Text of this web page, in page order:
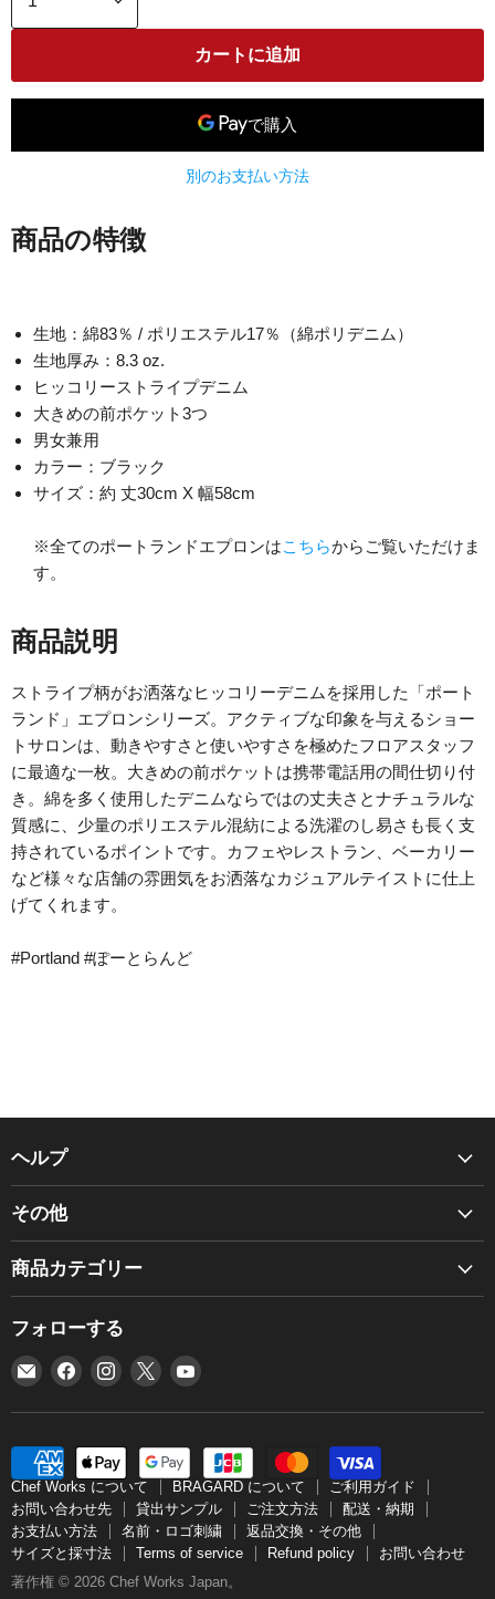
カートに追加
別のお支払い方法
商品の特徴
生地：綿83％ / ポリエステル17％（綿ポリデニム）
生地厚み：8.3 oz.
ヒッコリーストライプデニム
大きめの前ポケット3つ
男女兼用
カラー：ブラック
サイズ：約 丈30cm X 幅58cm
※全てのポートランドエプロンはこちらからご覧いただけま
す。
商品説明
ストライプ柄がお洒落なヒッコリーデニムを採用した「ポート
ランド」エプロンシリーズ。アクティブな印象を与えるショー
トサロンは、動きやすさと使いやすさを極めたフロアスタッフ
に最適な一枚。大きめの前ポケットは携帯電話用の間仕切り付
き。綿を多く使用したデニムならではの丈夫さとナチュラルな
質感に、少量のポリエステル混紡による洗濯のし易さも長く支
持されているポイントです。カフェやレストラン、ベーカリー
など様々な店舗の雰囲気をお洒落なカジュアルテイストに仕上
げてくれます。
#Portland #ぽーとらんど
ヘルプ
ご利用ガイド
お問い合わせ先
貸出サンプル
ご注文方法
名前・ロゴ刺繍
返品交換・その他
サイズと採寸法
Terms of service
その他
個人情報保護方針
利用規約
グローバルネットワーク
グローバルソーシングポリシー
特定商取引法
商品カテゴリー
NEW
エプロン
帽子
アクセサリー
パンツ
ベスト
フォローする
E
ル
で
見
つ
け
て
Facebook
つ
け
て
く
だ
さ
Instagram
つ
け
て
く
だ
さ
X
つ
け
て
く
だ
さ
YouTube
つ
け
て
く
だ
さ
Chef Works について BRAGARD について
ご利用ガイド
お問い合わせ先
貸出サンプル ご注文方法
配送・納期
お支払い方法
名前・ロゴ刺繍
返品交換・その他
サイズと採寸法
Terms of service Refund policy
お問い合わせ
著作権 © 2026 Chef Works Japan。